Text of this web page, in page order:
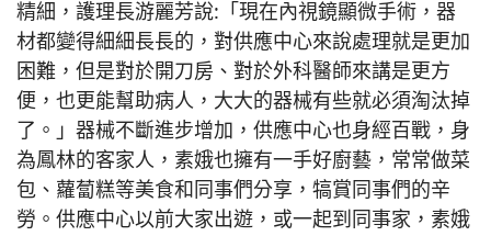
精細，護理長游麗芳說:「現在內視鏡顯微手術，器
材都變得細細長長的，對供應中心來說處理就是更加
困難，但是對於開刀房、對於外科醫師來講是更方
便，也更能幫助病人，大大的器械有些就必須淘汰掉
了。」器械不斷進步增加，供應中心也身經百戰，身
為鳳林的客家人，素娥也擁有一手好廚藝，常常做菜
包、蘿蔔糕等美食和同事們分享，犒賞同事們的辛
勞。供應中心以前大家出遊，或一起到同事家，素娥